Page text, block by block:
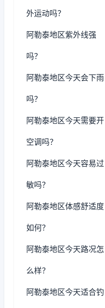
外运动吗？
阿勒泰地区紫外线强
吗？
阿勒泰地区今天会下雨
吗？
阿勒泰地区今天需要开
空调吗？
阿勒泰地区今天容易过
敏吗？
阿勒泰地区体感舒适度
如何？
阿勒泰地区今天路况怎
么样？
阿勒泰地区今天适合钓